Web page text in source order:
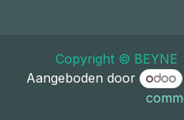
Copyright ©​ ​BEYNE
Aangeboden door